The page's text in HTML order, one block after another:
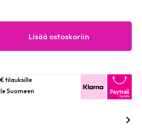
Lisää ostoskoriin
tilauksille
Suomeen